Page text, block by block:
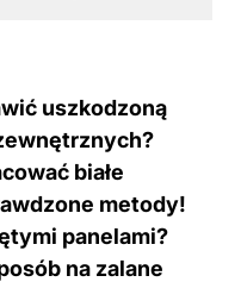
uszkodzoną
białe
metody!
panelami?
na zalane